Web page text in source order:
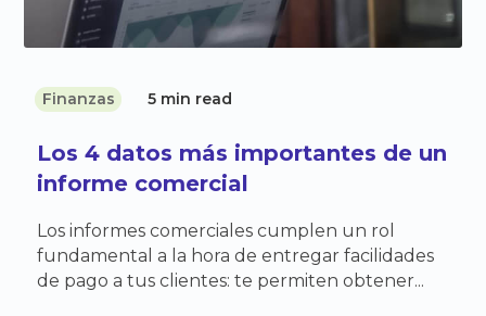
Finanzas 5 min read
Los 4 datos más importantes de un
informe comercial
Los informes comerciales cumplen un rol
fundamental a la hora de entregar facilidades
de pago a tus clientes: te permiten obtener...